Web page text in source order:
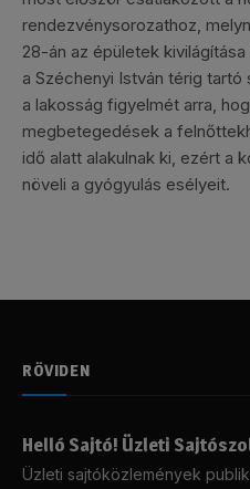
rendezvénysorozathoz,
28-án az épületek
a Széchenyi István térig tartó
a lakosság figyelmét arra,
megbetegedések a
idő alatt alakulnak ki, ezért a
növeli a gyógyulás esélyeit.
RÖVIDEN
Helló Sajtó! Üzleti
Üzleti sajtóközlemények